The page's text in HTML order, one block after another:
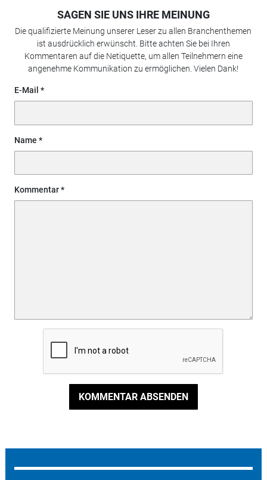
SAGEN SIE UNS IHRE MEINUNG
Die qualifizierte Meinung unserer Leser zu allen Branchenthemen
ist ausdrücklich erwünscht. Bitte achten Sie bei Ihren
Kommentaren auf die Netiquette, um allen Teilnehmern eine
angenehme Kommunikation zu ermöglichen. Vielen Dank!
E-Mail
Name
Kommentar
KOMMENTAR ABSENDEN